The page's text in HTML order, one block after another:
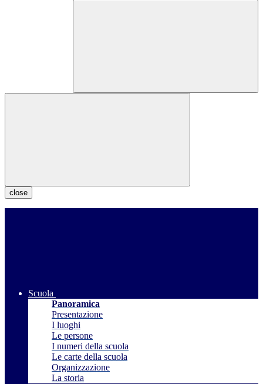
close
Scuola
Panoramica
Presentazione
I luoghi
Le persone
I numeri della scuola
Le carte della scuola
Organizzazione
La storia